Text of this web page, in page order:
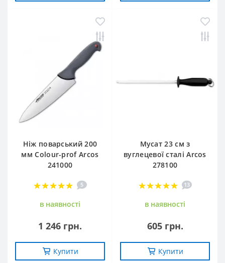
Ніж поварський 200
мм Сolour-prof Arcos
241000
5
в наявностi
1 246 грн.
Купити
Мусат 23 см з
вуглецевої сталі Arcos
278100
13
в наявностi
605 грн.
Купити